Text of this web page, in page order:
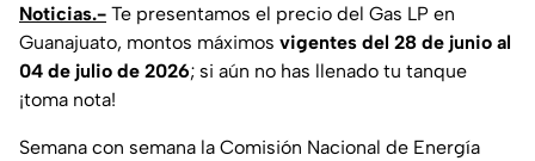
Noticias.- Te presentamos el precio del Gas LP en
Guanajuato, montos máximos vigentes del 28 de junio al
04 de julio de 2026; si aún no has llenado tu tanque
¡toma nota!
Semana con semana la Comisión Nacional de Energía